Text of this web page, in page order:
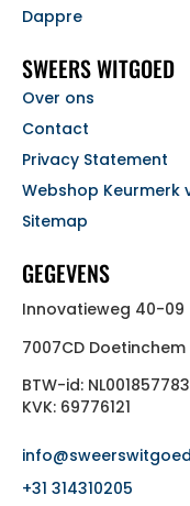
Dappre
SWEERS WITGOED
Over ons
Contact
Privacy Statement
Webshop Keurmerk
Sitemap
GEGEVENS
Innovatieweg 40-09
7007CD Doetinchem
BTW-id:
KVK: 69776121
+31 314310205